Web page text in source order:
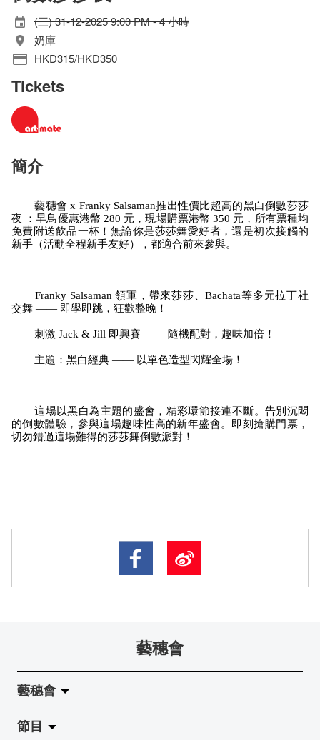
(三) 31-12-2025 9:00 PM - 4 小時
奶庫
HKD315/HKD350
Tickets
簡介
藝穗會 x Franky Salsaman推出性價比超高的黑白倒數莎莎
夜 ：早鳥優惠港幣 280 元，現場購票港幣 350 元，所有票種均
免費附送飲品一杯！無論你是莎莎舞愛好者，還是初次接觸的
新手（活動全程新手友好），都適合前來參與。
Franky Salsaman 領軍，帶來莎莎、Bachata等多元拉丁社
交舞 —— 即學即跳，狂歡整晚！
刺激 Jack & Jill 即興賽 —— 隨機配對，趣味加倍！
主題：黑白經典 —— 以單色造型閃耀全場！
這場以黑白為主題的盛會，精彩環節接連不斷。告別沉悶
的倒數體驗，參與這場趣味性高的新年盛會。即刻搶購門票，
切勿錯過這場難得的莎莎舞倒數派對！
藝穗會
藝穗會
關於藝穗會
節目